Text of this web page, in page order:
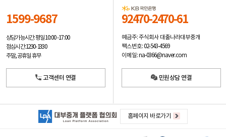
1599-9687
상담가능시간: 평일10:00 -17:00
점심시간: 12:30 - 13:30
주말, 공휴일 휴무
고객센터 연결
92470-2470-61
예금주: 주식회사 대출나라대부중개
팩스번호: 02-543-4569
이메일: na-0366@naver.com
민원상담 연결
홈페이지 바로가기